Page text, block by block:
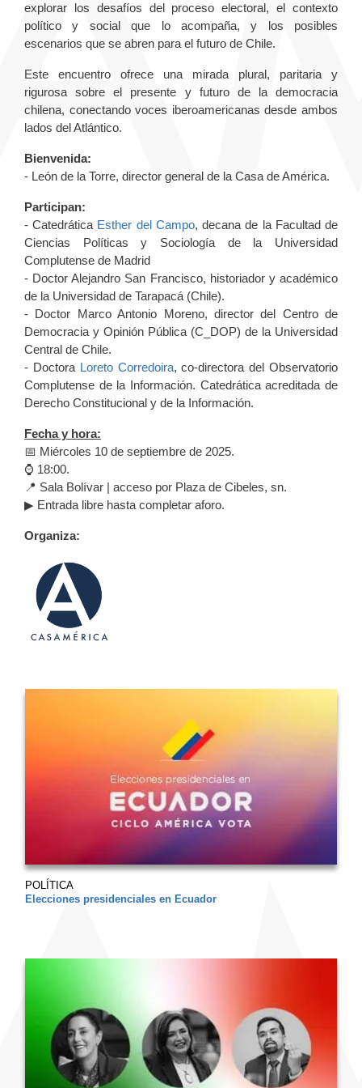
explorar los desafíos del proceso electoral, el contexto
político y social que lo acompaña, y los posibles
escenarios que se abren para el futuro de Chile.
Este encuentro ofrece una mirada plural, paritaria y
rigurosa sobre el presente y futuro de la democracia
chilena, conectando voces iberoamericanas desde ambos
lados del Atlántico.
Bienvenida:
- León de la Torre, director general de la Casa de América.
Participan:
- Catedrática Esther del Campo, decana de la Facultad de
Ciencias Políticas y Sociología de la Universidad
Complutense de Madrid
- Doctor Alejandro San Francisco, historiador y académico
de la Universidad de Tarapacá (Chile).
- Doctor Marco Antonio Moreno, director del Centro de
Democracia y Opinión Pública (C_DOP) de la Universidad
Central de Chile.
- Doctora Loreto Corredoira, co-directora del Observatorio
Complutense de la Información. Catedrática acreditada de
Derecho Constitucional y de la Información.
Fecha y hora:
📅 Miércoles 10 de septiembre de 2025.
⌚ 18:00.
📍 Sala Bolívar | acceso por Plaza de Cibeles, sn.
▶ Entrada libre hasta completar aforo.
Organiza:
POLÍTICA
Elecciones presidenciales en Ecuador